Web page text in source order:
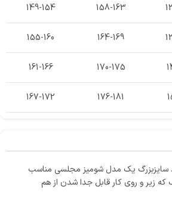
158-163
149-154
164-169
155-160
170-175
161-166
176-181
167-172
سایزبزرگ یک مدل شومیز مجلسی مناسب
که زیر و روی کار قابل جدا شدن از هم